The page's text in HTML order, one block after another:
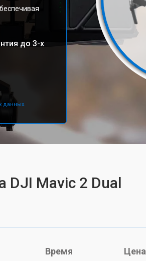
до 3-х
данных.
DJI Mavic 2 Dual
Время Цена